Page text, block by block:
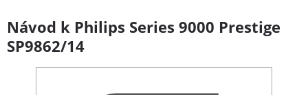
Návod k Philips Series 9000 Prestige
SP9862/14